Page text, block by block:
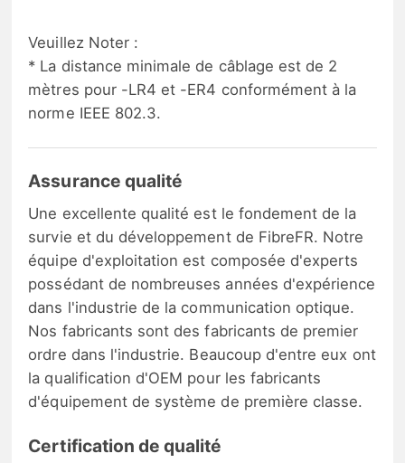
Veuillez Noter :
* La distance minimale de câblage est de 2
mètres pour -LR4 et -ER4 conformément à la
norme IEEE 802.3.
Assurance qualité
Une excellente qualité est le fondement de la
survie et du développement de FibreFR. Notre
équipe d'exploitation est composée d'experts
possédant de nombreuses années d'expérience
dans l'industrie de la communication optique.
Nos fabricants sont des fabricants de premier
ordre dans l'industrie. Beaucoup d'entre eux ont
la qualification d'OEM pour les fabricants
d'équipement de système de première classe.
Certification de qualité